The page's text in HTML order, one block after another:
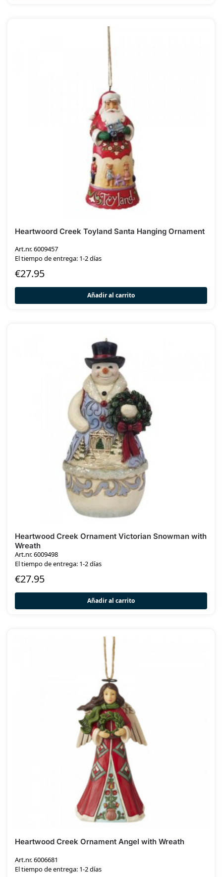
Heartwoord Creek Toyland Santa Hanging Ornament
Art.nr. 6009457
El tiempo de entrega: 1-2 días
€27.95
Añadir al carrito
Heartwood Creek Ornament Victorian Snowman with
Wreath
Art.nr. 6009498
El tiempo de entrega: 1-2 días
€27.95
Añadir al carrito
Heartwood Creek Ornament Angel with Wreath
Art.nr. 6006681
El tiempo de entrega: 1-2 días